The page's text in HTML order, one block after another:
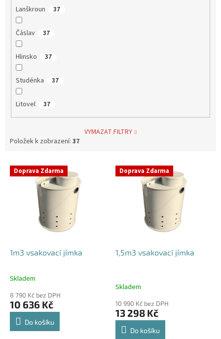
Lanškroun 37
Čáslav 37
Hlinsko 37
Studénka 37
Litovel 37
VYMAZAT FILTRY
Položek k zobrazení: 37
V Doprava Zdarma
1m3 vsakovací jímka
Průměrné
produktu
je
4,4
Skladem
8 790 Kč bez DPH
10 636 Kč
Do košíku
Doprava Zdarma
1,5m3 vsakovací jímka
Skladem
10 990 Kč bez DPH
13 298 Kč
Do košíku